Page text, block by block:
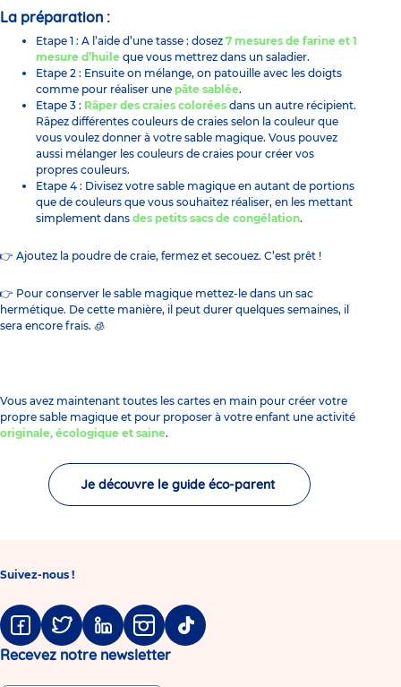
La préparation :
Etape 1 : A l’aide d’une tasse : dosez 7 mesures de farine et 1
mesure d’huile que vous mettrez dans un saladier.
Etape 2 : Ensuite on mélange, on patouille avec les doigts
comme pour réaliser une pâte sablée.
Etape 3 : Râper des craies colorées dans un autre récipient.
Râpez différentes couleurs de craies selon la couleur que
vous voulez donner à votre sable magique. Vous pouvez
aussi mélanger les couleurs de craies pour créer vos
propres couleurs.
Etape 4 : Divisez votre sable magique en autant de portions
que de couleurs que vous souhaitez réaliser, en les mettant
simplement dans des petits sacs de congélation.
👉 Ajoutez la poudre de craie, fermez et secouez. C’est prêt !
👉 Pour conserver le sable magique mettez-le dans un sac
hermétique. De cette manière, il peut durer quelques semaines, il
sera encore frais. 🧊
Vous avez maintenant toutes les cartes en main pour créer votre
propre sable magique et pour proposer à votre enfant une activité
originale, écologique et saine.
Je découvre le guide éco-parent
Suivez-nous !
FacebookTwitter LinkedinInstagramTiktok
Recevez notre newsletter